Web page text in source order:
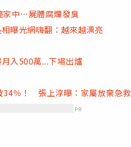
中…屍體腐爛發臭
曝光網嗨翻：越來越漂亮
入500萬...下場出爐
％！ 張上淳曝：家屬放棄急救
PR